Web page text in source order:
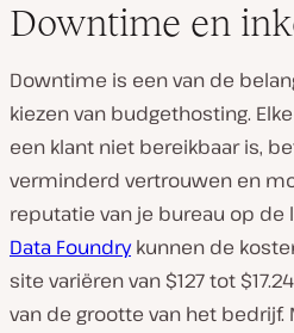
Downtime en
Downtime is een van de
kiezen van budgethosting.
een klant niet bereikbaar is,
verminderd vertrouwen en
reputatie van je bureau op de
Data Foundrykunnen de
site variëren van $127 tot
van de grootte van het